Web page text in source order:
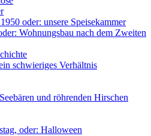
oder: unsere Speisekammer
Wohnungsbau nach dem Zweiten
schwieriges Verhältnis
und röhrenden Hirschen
oder: Halloween